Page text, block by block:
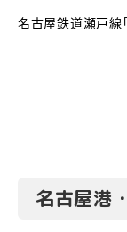
名古屋鉄道瀬戸線
名古屋港